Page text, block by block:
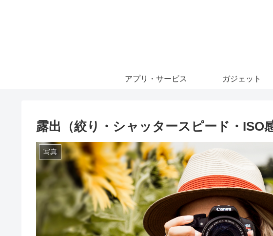
アプリ・サービス ガジェット
露出（絞り・シャッタースピード・ISO
写真